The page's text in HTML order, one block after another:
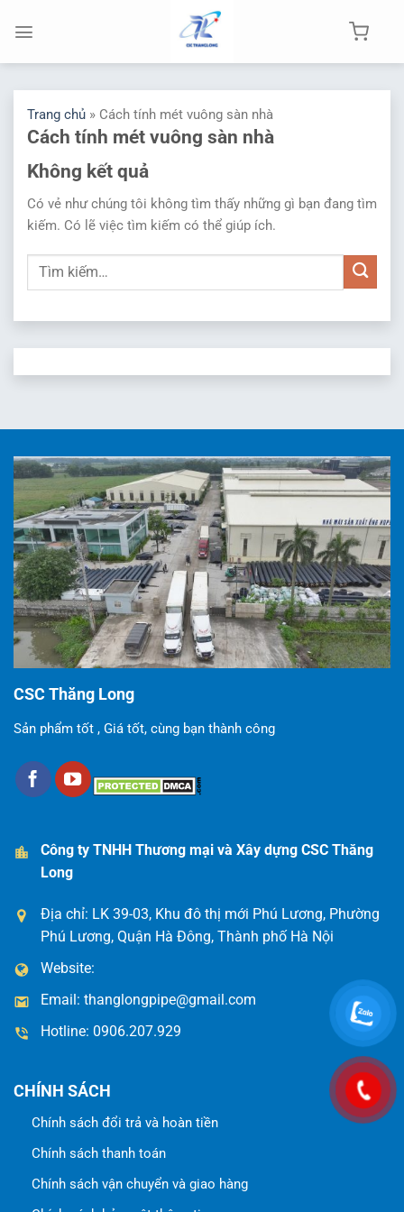
đến
Trang chủ » Cách tính mét vuông sàn nhà
Cách tính mét vuông sàn nhà
Không kết quả
Có vẻ như chúng tôi không tìm thấy những gì bạn đang tìm
kiếm. Có lẽ việc tìm kiếm có thể giúp ích.
CSC Thăng Long
Sản phẩm tốt , Giá tốt, cùng bạn thành công
Công ty TNHH Thương mại và Xây dựng CSC Thăng
Long
Địa chỉ: LK 39-03, Khu đô thị mới Phú Lương, Phường
Phú Lương, Quận Hà Đông, Thành phố Hà Nội
Website:
Email: thanglongpipe@gmail.com
Hotline: 0906.207.929
CHÍNH SÁCH
Chính sách đổi trả và hoàn tiền
Chính sách thanh toán
Chính sách vận chuyển và giao hàng